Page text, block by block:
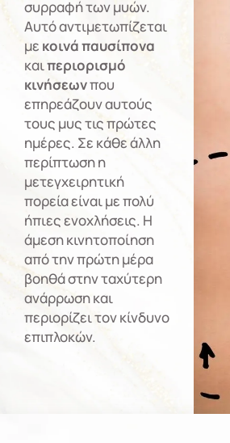
συρραφή των μυών.
Αυτό αντιμετωπίζεται
με κοινά παυσίπονα
καιπεριορισμό
κινήσεωνπου
επηρεάζουν αυτούς
τους μυς τις πρώτες
ημέρες. Σε κάθε άλλη
περίπτωση η
μετεγχειρητική
πορεία είναι με πολύ
ήπιες ενοχλήσεις. Η
άμεση κινητοποίηση
από την πρώτη μέρα
βοηθά στην ταχύτερη
ανάρρωση και
περιορίζει τον κίνδυνο
επιπλοκών.